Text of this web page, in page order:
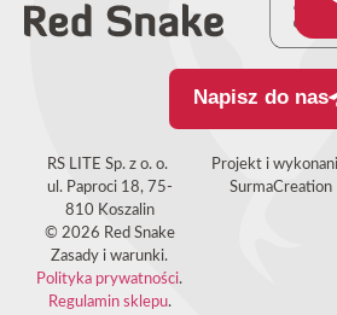
Napisz do nas
RS LITE Sp. z o. o.
ul. Paproci 18, 75-
810 Koszalin
© 2026 Red Snake
Zasady i warunki.
Polityka prywatności.
Regulamin sklepu.
Projekt i
SurmaCreation